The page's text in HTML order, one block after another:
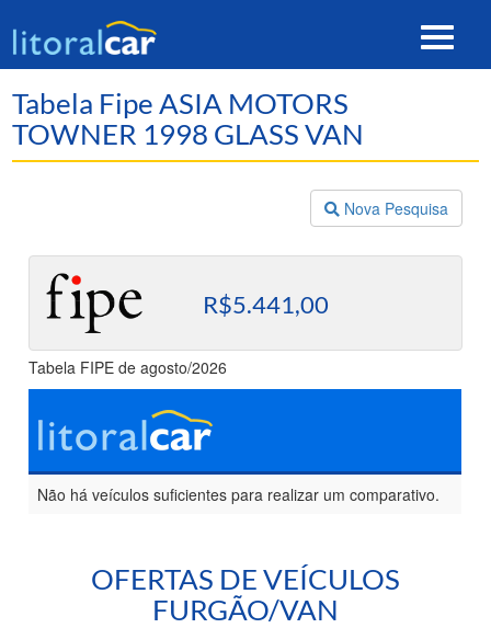
Toggle
Tabela Fipe ASIA MOTORS
TOWNER 1998 GLASS VAN
Nova Pesquisa
R$5.441,00
Tabela FIPE de agosto/2026
Não há veículos suficientes para realizar um comparativo.
OFERTAS DE VEÍCULOS
FURGÃO/VAN